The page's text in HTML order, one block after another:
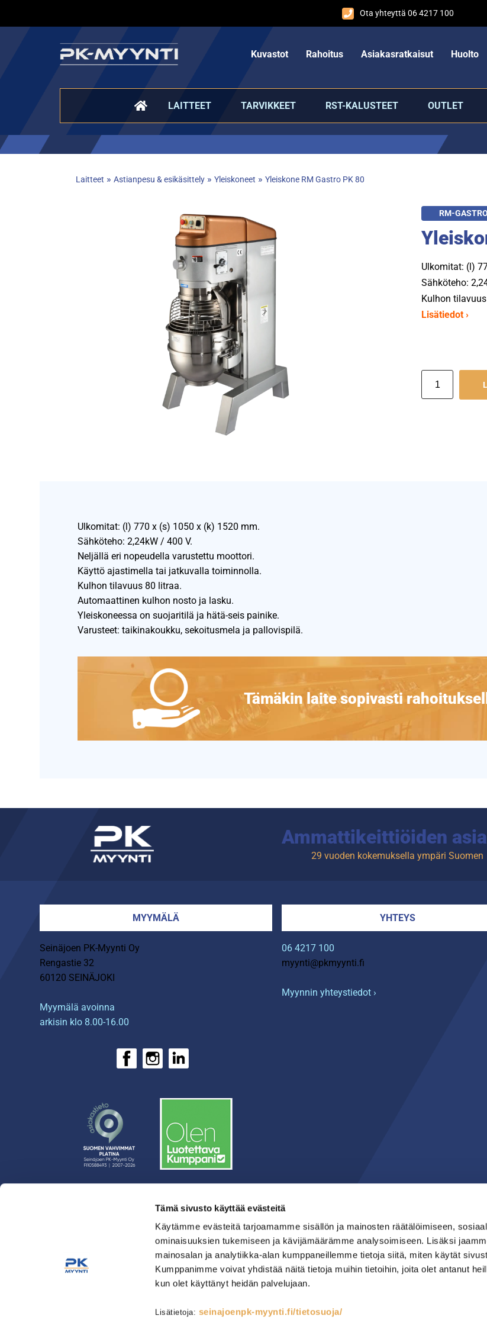
Tämä sivusto käyttää evästeitä
Käytämme evästeitä tarjoamamme sisällön ja mainosten räätälöimiseen,
ominaisuuksien tukemiseen ja kävijämäärämme analysoimiseen. Lisäksi
mainosalan ja analytiikka-alan kumppaneillemme tietoja siitä, miten käytät
Kumppanimme voivat yhdistää näitä tietoja muihin tietoihin, joita olet antanut
kun olet käyttänyt heidän palvelujaan.
Lisätietoja: seinajoenpk-myynti.fi/tietosuoja/
Ota yhteyttä 06 4217 100
Kuvastot Rahoitus Asiakasratkaisut Huolto
LAITTEET TARVIKKEET RST-KALUSTEET OUTLET
Laitteet » Astianpesu & esikäsittely» Yleiskoneet » Yleiskone RM Gastro PK 80
RM-GASTRO
Ulkomitat: (l)
Sähköteho:
Kulhon
Lisätiedot ›
Ulkomitat: (l) 770 x (s) 1050 x (k) 1520 mm.
Sähköteho: 2,24kW / 400 V.
Neljällä eri nopeudella varustettu moottori.
Käyttö ajastimella tai jatkuvalla toiminnolla.
Kulhon tilavuus 80 litraa.
Automaattinen kulhon nosto ja lasku.
Yleiskoneessa on suojaritilä ja hätä-seis painike.
Varusteet: taikinakoukku, sekoitusmela ja pallovispilä.
Tämäkin laite sopivasti
Ammattikeittiöiden
29 vuoden kokemuksella ympäri Suomen
MYYMÄLÄ
Seinäjoen PK-Myynti Oy
Rengastie 32
60120 SEINÄJOKI
Myymälä avoinna
arkisin klo 8.00-16.00
YHTEYS
06 4217 100
myynti@pkmyynti.fi
Myynnin yhteystiedot ›
› Yritys
› Yhteystiedot